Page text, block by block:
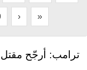
› »
ترامب: أرجّح مقتل